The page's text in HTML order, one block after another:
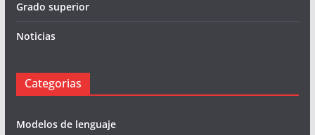
Grado superior
Noticias
Categorias
Modelos de lenguaje